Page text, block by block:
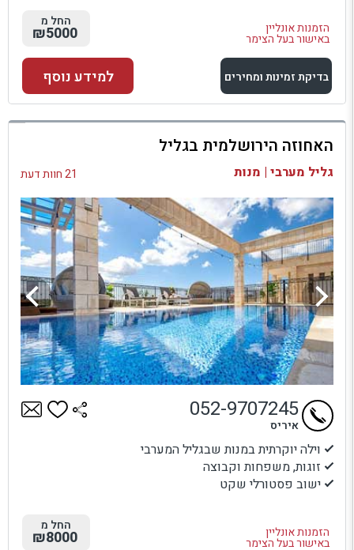
הזמנות אונליין
באישור בעל הצימר
החל מ
₪5000
בדיקת זמינות ומחירים
למתחם זה
בדיקת זמינות ומחירים
למידע נוסף
האחוזה הירושלמית בגליל
גליל מערבי | מנות 21 חוות דעת
וילה יוקרתית במנות שבגליל המערבי
זוגות, משפחות וקבוצה
ישוב פסטורלי שקט
הזמנות אונליין
באישור בעל הצימר
052-9707245
איריס
החל מ
₪8000